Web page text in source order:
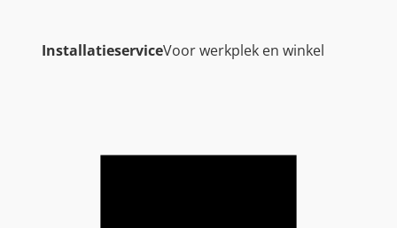
InstallatieserviceVoor werkplek en winkel